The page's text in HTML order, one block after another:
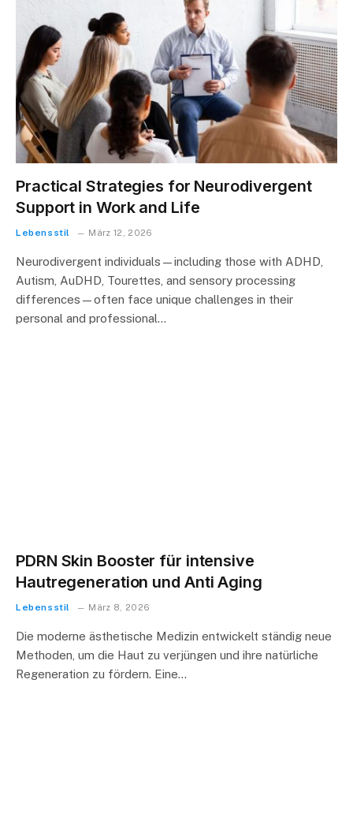
Practical Strategies for Neurodivergent
Support in Work and Life
Lebensstil März 12, 2026
Neurodivergent individuals—including those with ADHD,
Autism, AuDHD, Tourettes, and sensory processing
differences—often face unique challenges in their
personal and professional…
PDRN Skin Booster für intensive
Hautregeneration und Anti Aging
Lebensstil März 8, 2026
Die moderne ästhetische Medizin entwickelt ständig neue
Methoden, um die Haut zu verjüngen und ihre natürliche
Regeneration zu fördern. Eine…